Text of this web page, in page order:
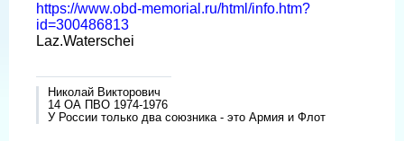
https://www.obd-memorial.ru/html/info.htm?
id=300486813
Laz.Waterschei
Николай Викторович
14 ОА ПВО 1974-1976
У России только два союзника - это Армия и Флот